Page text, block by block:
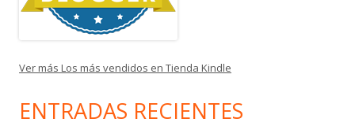
Ver más Los más vendidos en Tienda Kindle
ENTRADAS RECIENTES